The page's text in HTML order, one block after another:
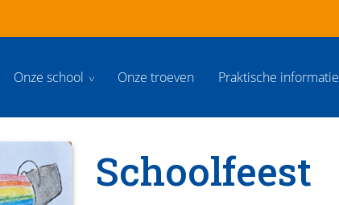
Onze school Onze troeven Praktische informatie
Schoolfeest